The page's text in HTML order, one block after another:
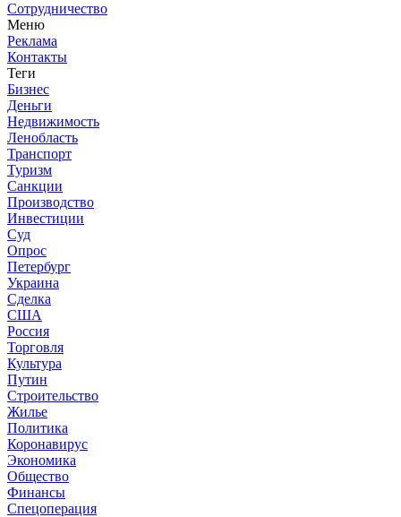
Сотрудничество
Меню
Реклама
Контакты
Теги
Бизнес
Деньги
Недвижимость
Ленобласть
Транспорт
Туризм
Санкции
Производство
Инвестиции
Суд
Опрос
Петербург
Украина
Сделка
США
Россия
Торговля
Культура
Путин
Строительство
Жилье
Политика
Коронавирус
Экономика
Общество
Финансы
Спецоперация